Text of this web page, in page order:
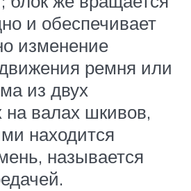
и обеспечивает
изменение
ремня или
из двух
на валах шкивов,
находится
называется